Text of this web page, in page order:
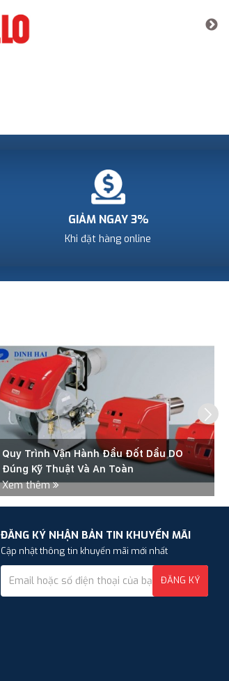
GIẢM NGAY 3%
Khi đặt hàng online
Quy Trình Vận Hành Đầu Đốt Dầu DO
Đúng Kỹ Thuật Và An Toàn
Xem thêm
ĐĂNG KÝ NHẬN BẢN TIN KHUYẾN MÃI
Cập nhật thông tin khuyến mãi mới nhất
ĐĂNG KÝ